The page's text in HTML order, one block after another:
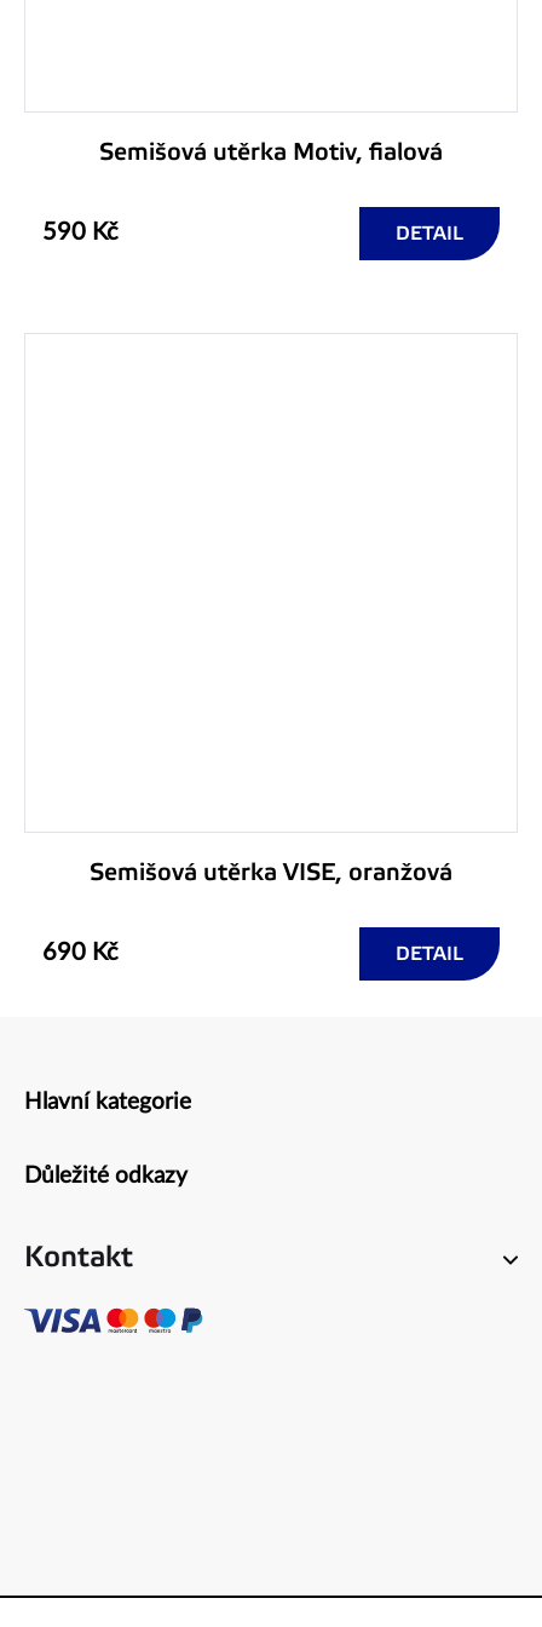
Semišová utěrka Motiv, fialová
590 Kč DETAIL
Semišová utěrka VISE, oranžová
690 Kč DETAIL
Zápatí
Hlavní kategorie
Důležité odkazy
Kontakt